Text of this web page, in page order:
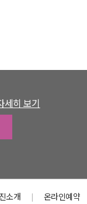
세히 보기
소개 | 온라인예약